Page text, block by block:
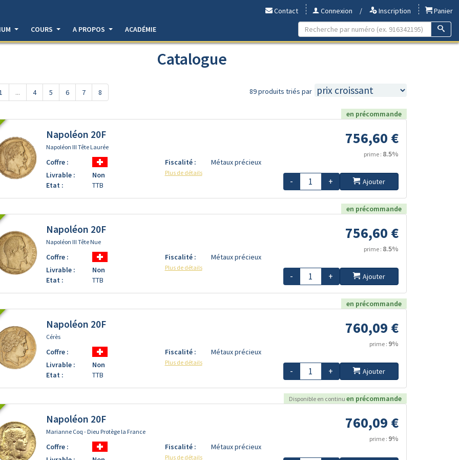
Contact Connexion / Inscription
Panier
COURS A PROPOS ACADÉMIE
Catalogue
... 4 5 6 7 8 89 produits triés par
en précommande
Napoléon 20F
Napoléon III Tête Laurée
Coffre :
Livrable :
Non
Etat :
TTB
Fiscalité : Métaux précieux
Plus de détails
756,60 €
prime : 8.5%
- + Ajouter
en précommande
Napoléon 20F
Napoléon III Tête Nue
Coffre :
Livrable :
Non
Etat :
TTB
Fiscalité : Métaux précieux
Plus de détails
756,60 €
prime : 8.5%
- + Ajouter
en précommande
Napoléon 20F
Cérès
Coffre :
Livrable :
Non
Etat :
TTB
Fiscalité : Métaux précieux
Plus de détails
760,09 €
prime : 9%
- + Ajouter
Disponible en continu en précommande
Napoléon 20F
Marianne Coq - Dieu Protège la France
Coffre :
Fiscalité : Métaux précieux
Plus de détails
760,09 €
prime : 9%